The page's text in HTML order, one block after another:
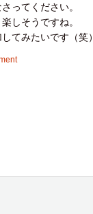
ってください。
しそうですね。
てみたいです（笑）